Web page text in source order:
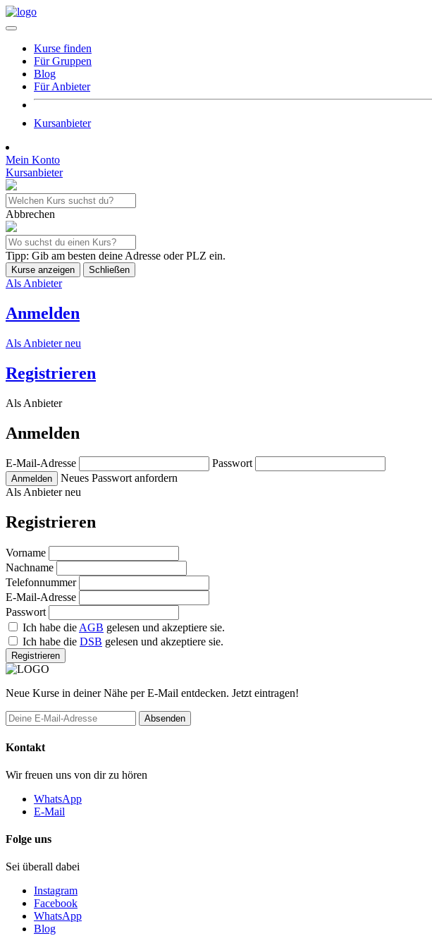
Kurse finden
Für Gruppen
Blog
Für Anbieter
Kursanbieter
Mein Konto
Kursanbieter
Abbrechen
Tipp: Gib am besten deine Adresse oder PLZ ein.
Kurse anzeigen Schließen
Als Anbieter
Anmelden
Als Anbieter neu
Registrieren
Als Anbieter
Anmelden
E-Mail-Adresse Passwort
Anmelden
Neues Passwort anfordern
Als Anbieter neu
Registrieren
Vorname
Nachname
Telefonnummer
E-Mail-Adresse
Passwort
Ich habe die AGB gelesen und akzeptiere sie.
Ich habe die DSB gelesen und akzeptiere sie.
Registrieren
Neue Kurse in deiner Nähe per E-Mail entdecken. Jetzt eintragen!
Absenden
Kontakt
Wir freuen uns von dir zu hören
WhatsApp
E-Mail
Folge uns
Sei überall dabei
Instagram
Facebook
WhatsApp
Blog